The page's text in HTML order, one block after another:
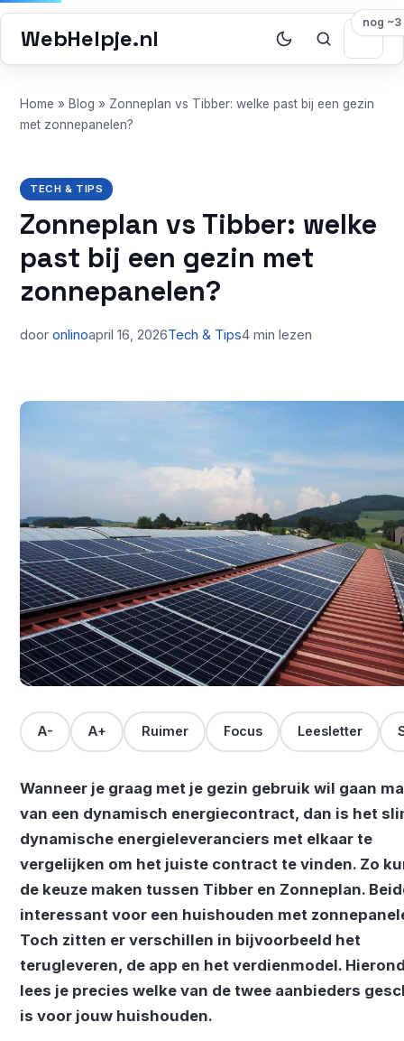
WebHelpje.nl
Home » Blog » Zonneplan vs Tibber: welke past bij een gezin
met zonnepanelen?
TECH & TIPS
Zonneplan vs Tibber: welke
past bij een gezin met
zonnepanelen?
door onlinoapril 16, 2026Tech & Tips4 min lezen
A- A+ Ruimer Focus Leesletter
Wanneer je graag met je gezin gebruik wil gaan
van een dynamisch energiecontract, dan is het
dynamische energieleveranciers met elkaar te
vergelijken om het juiste contract te vinden. Zo
de keuze maken tussen Tibber en Zonneplan.
interessant voor een huishouden met
Toch zitten er verschillen in bijvoorbeeld het
terugleveren, de app en het verdienmodel.
lees je precies welke van de twee aanbieders
is voor jouw huishouden.
nog ~3